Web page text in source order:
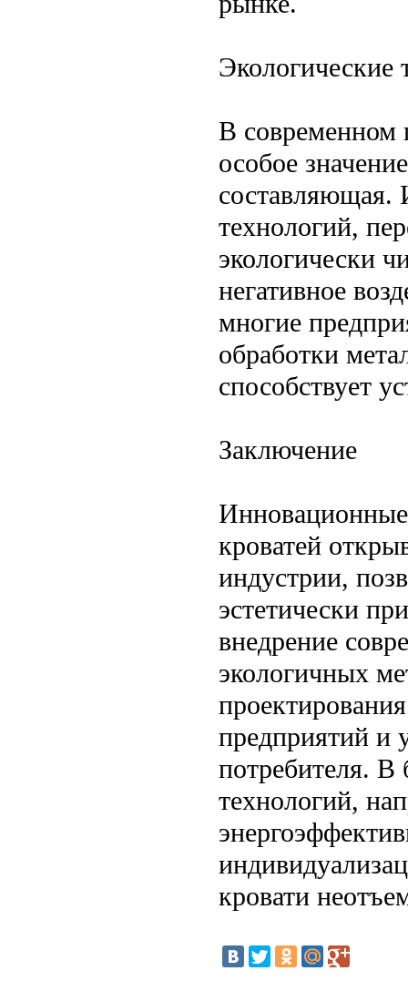
Экологические
В современном
особое
составляющая.
технологий,
экологически
негативное
многие
обработки
способствует
Заключение
Инновационные
кроватей
индустрии,
эстетически
внедрение
экологичных
предприятий и
потребителя. В
технологий,
кровати